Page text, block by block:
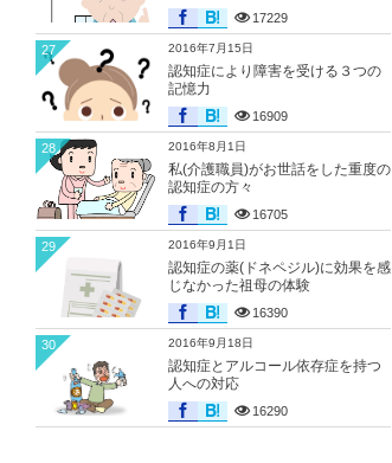
17229
2016年7月15日
認知症により障害を受ける３つの
記憶力
16909
27
2016年8月1日
私(介護職員)がお世話をした重度の
認知症の方々
16705
28
2016年9月1日
認知症の薬(ドネペジル)に効果を感
じなかった祖母の体験
16390
29
2016年9月18日
認知症とアルコール依存症を持つ
人への対応
16290
30